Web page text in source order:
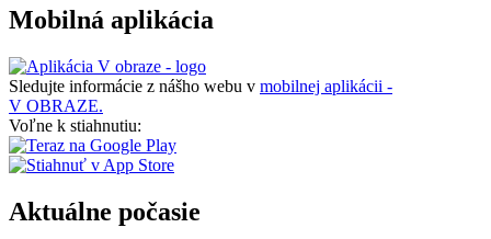
Mobilná aplikácia
Sledujte informácie z nášho webu v mobilnej aplikácii -
V OBRAZE.
Voľne k stiahnutiu:
Aktuálne počasie